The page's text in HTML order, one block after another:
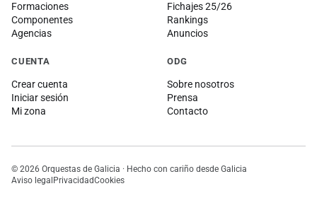
Formaciones
Componentes
Agencias
Fichajes 25/26
Rankings
Anuncios
CUENTA
Crear cuenta
Iniciar sesión
Mi zona
ODG
Sobre nosotros
Prensa
Contacto
© 2026 Orquestas de Galicia · Hecho con cariño desde Galicia
Aviso legal PrivacidadCookies